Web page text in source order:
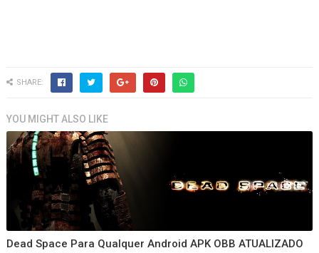
SHARE:
YOU MIGHT ALSO LIKE
Dead Space Para Qualquer Android APK OBB ATUALIZADO